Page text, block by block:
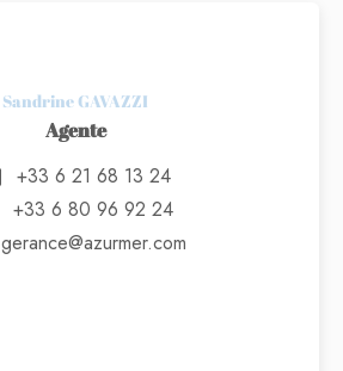
Sandrine GAVAZZI
Agente
+33 6 21 68 13 24
+33 6 80 96 92 24
gerance@azurmer.com